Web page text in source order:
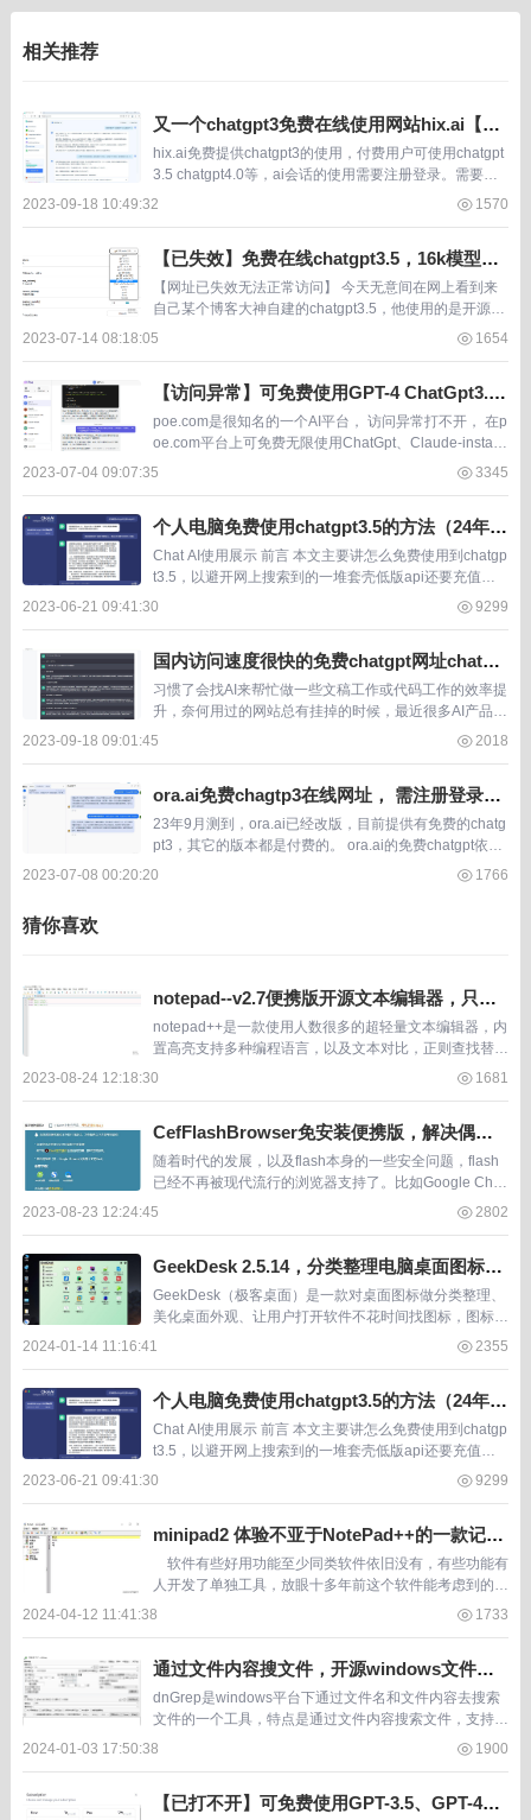
相关推荐
又一个chatgpt3免费在线使用网站hix.ai【23
年9月17测，需注册】
hix.ai免费提供chatgpt3的使用，付费用户可使用chatgpt
3.5 chatgpt4.0等，ai会话的使用需要注册登录。需要一
个邮箱注册收取验证码点击一下链接即可完成注册，在测
2023-09-18 10:49:32 1570
【已失效】免费在线chatgpt3.5，16k模型切
换，大神isisy自建。无网络要求
【网址已失效无法正常访问】 今天无意间在网上看到来
自己某个博客大神自建的chatgpt3.5，他使用的是开源的
chatgpt webui （ChatGPT Next） 加 apikey实现的。 可
2023-07-14 08:18:05 1654
【访问异常】可免费使用GPT-4 ChatGpt3.5
Claude+ PaLM的AI应用平台poe.com
poe.com是很知名的一个AI平台， 访问异常打不开， 在p
oe.com平台上可免费无限使用ChatGpt、Claude-instan
t、Sage、Google-PaLM，免费有次数限制地使用&n...
2023-07-04 09:07:35 3345
个人电脑免费使用chatgpt3.5的方法（24年3
月复测并添加新软件，浏览器插件）
Chat AI使用展示 前言 本文主要讲怎么免费使用到chatgp
t3.5，以避开网上搜索到的一堆套壳低版api还要充值那
种。得益于 Microsoft Edge 浏览器的更新和...
2023-06-21 09:41:30 9299
国内访问速度很快的免费chatgpt网址chatg.i
o【23年9月17测，免注册】
习惯了会找AI来帮忙做一些文稿工作或代码工作的效率提
升，奈何用过的网站总有挂掉的时候，最近很多AI产品都
不错，但chatgpt依旧是AI一哥。最近发现一个网址能够
2023-09-18 09:01:45 2018
ora.ai免费chagtp3在线网址， 需注册登录
【23年9月测试】
23年9月测到，ora.ai已经改版，目前提供有免费的chatg
pt3，其它的版本都是付费的。 ora.ai的免费chatgpt依旧
需要注册登录后才能使用。 而且有时候注册登录不上，
2023-07-08 00:20:20 1766
猜你喜欢
notepad--v2.7便携版开源文本编辑器，只为
替代notepad++
notepad++是一款使用人数很多的超轻量文本编辑器，内
置高亮支持多种编程语言，以及文本对比，正则查找替换
等。 做为windows记事本的替代软件是非常不错的，做
2023-08-24 12:18:30 1681
CefFlashBrowser免安装便携版，解决偶尔
浏览flash网页的需求
随着时代的发展，以及flash本身的一些安全问题，flash
已经不再被现代流行的浏览器支持了。比如Google Chro
me、Microsoft Edge、火狐等使用人群较多体验又好的
2023-08-23 12:24:45 2802
GeekDesk 2.5.14，分类整理电脑桌面图标的
开源软件，强迫症必备，极客办公桌
GeekDesk（极客桌面）是一款对桌面图标做分类整理、
美化桌面外观、让用户打开软件不花时间找图标，图标整
洁有序心情好。 电脑桌面图标越多，电脑桌面图标越
2024-01-14 11:16:41 2355
个人电脑免费使用chatgpt3.5的方法（24年3
月复测并添加新软件，浏览器插件）
Chat AI使用展示 前言 本文主要讲怎么免费使用到chatgp
t3.5，以避开网上搜索到的一堆套壳低版api还要充值那
种。得益于 Microsoft Edge 浏览器的更新和...
2023-06-21 09:41:30 9299
minipad2 体验不亚于NotePad++的一款记事
本软件、200多K大小便携版
软件有些好用功能至少同类软件依旧没有，有些功能有
人开发了单独工具，放眼十多年前这个软件能考虑到的这
些用户体验是很了不起。 ...
2024-04-12 11:41:38 1733
通过文件内容搜文件，开源windows文件搜
索工具dnGrep.4.0.151.0
dnGrep是windows平台下通过文件名和文件内容去搜索
文件的一个工具，特点是通过文件内容搜索文件，支持正
则、注意、XPath等匹配方式，支持限定文件类型或排除
2024-01-03 17:50:38 1900
【已打不开】可免费使用GPT-3.5、GPT-4、